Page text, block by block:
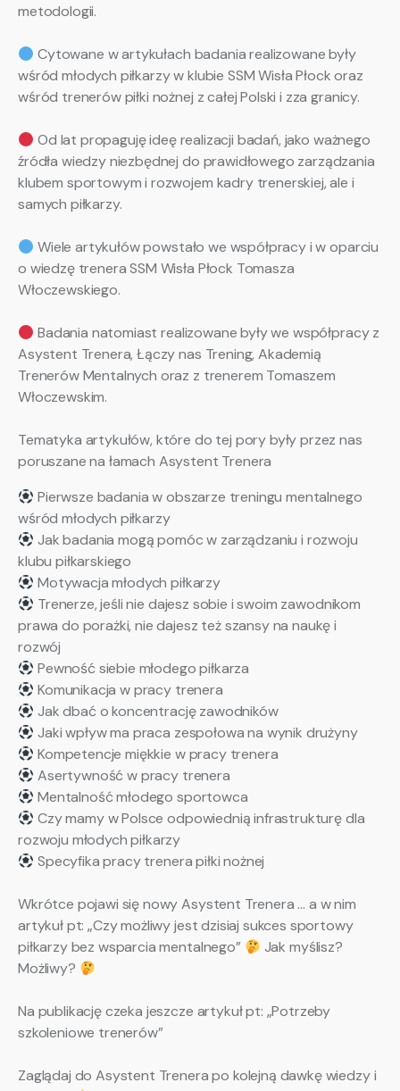
metodologii.
Cytowane w artykułach badania realizowane były
wśród młodych piłkarzy w klubie SSM Wisła Płock oraz
wśród trenerów piłki nożnej z całej Polski i zza granicy.
Od lat propaguję ideę realizacji badań, jako ważnego
źródła wiedzy niezbędnej do prawidłowego zarządzania
klubem sportowym i rozwojem kadry trenerskiej, ale i
samych piłkarzy.
Wiele artykułów powstało we współpracy i w oparciu
o wiedzę trenera SSM Wisła Płock Tomasza
Włoczewskiego.
Badania natomiast realizowane były we współpracy z
Asystent Trenera, Łączy nas Trening, Akademią
Trenerów Mentalnych oraz z trenerem Tomaszem
Włoczewskim.
Tematyka artykułów, które do tej pory były przez nas
poruszane na łamach Asystent Trenera
Pierwsze badania w obszarze treningu mentalnego
wśród młodych piłkarzy
Jak badania mogą pomóc w zarządzaniu i rozwoju
klubu piłkarskiego
Motywacja młodych piłkarzy
Trenerze, jeśli nie dajesz sobie i swoim zawodnikom
prawa do porażki, nie dajesz też szansy na naukę i
rozwój
Pewność siebie młodego piłkarza
Komunikacja w pracy trenera
Jak dbać o koncentrację zawodników
Jaki wpływ ma praca zespołowa na wynik drużyny
Kompetencje miękkie w pracy trenera
Asertywność w pracy trenera
Mentalność młodego sportowca
Czy mamy w Polsce odpowiednią infrastrukturę dla
rozwoju młodych piłkarzy
Specyfika pracy trenera piłki nożnej
Wkrótce pojawi się nowy Asystent Trenera … a w nim
artykuł pt: „Czy możliwy jest dzisiaj sukces sportowy
piłkarzy bez wsparcia mentalnego”
Jak myślisz?
Możliwy?
Na publikację czeka jeszcze artykuł pt: „Potrzeby
szkoleniowe trenerów”
Zaglądaj do Asystent Trenera po kolejną dawkę wiedzy i